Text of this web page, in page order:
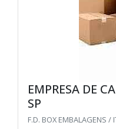
EMPRESA DE
SP
F.D. BOX EMBALAGENS /